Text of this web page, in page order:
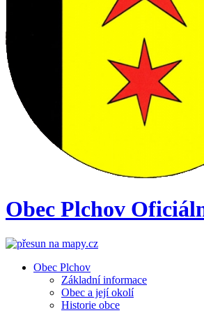
Obec Plchov
Obec Plchov
Základní informace
Obec a její okolí
Historie obce